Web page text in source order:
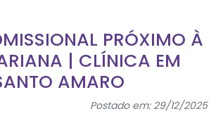
PRÓXIMO À
| CLÍNICA EM
AMARO
Postado em: 29/12/2025